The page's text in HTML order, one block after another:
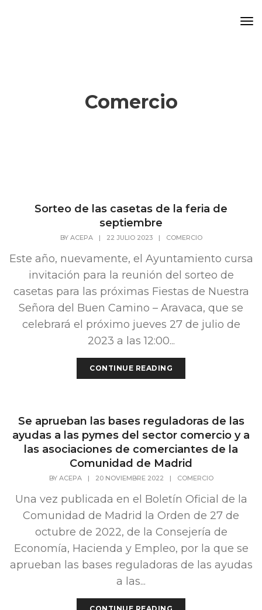
Comercio
Sorteo de las casetas de la feria de
septiembre
BY ACEPA | 22 JULIO 2023 | COMERCIO
Este año, nuevamente, el Ayuntamiento cursa
invitación para la reunión del sorteo de
casetas para las próximas Fiestas de Nuestra
Señora del Buen Camino – Aravaca, que se
celebrará el próximo jueves 27 de julio de
2023 a las 12:00...
CONTINUE READING
Se aprueban las bases reguladoras de las
ayudas a las pymes del sector comercio y a
las asociaciones de comerciantes de la
Comunidad de Madrid
BY ACEPA | 20 NOVIEMBRE 2022 | COMERCIO
Una vez publicada en el Boletín Oficial de la
Comunidad de Madrid la Orden de 27 de
octubre de 2022, de la Consejería de
Economía, Hacienda y Empleo, por la que se
aprueban las bases reguladoras de las ayudas
a las...